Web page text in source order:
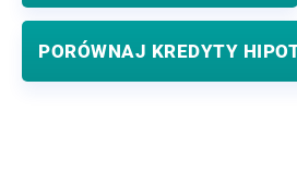
PORÓWNAJ KREDYTY